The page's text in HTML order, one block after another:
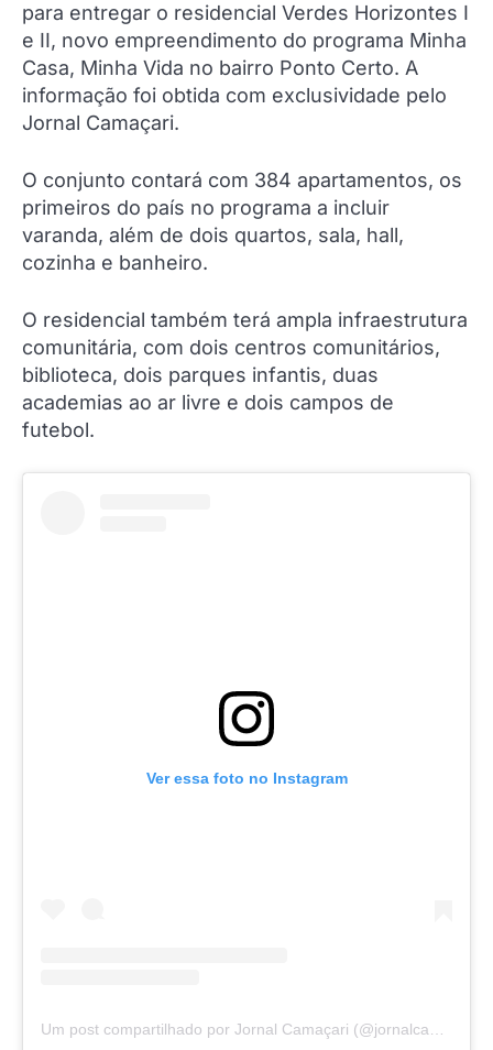
para entregar o residencial Verdes Horizontes I
e II, novo empreendimento do programa Minha
Casa, Minha Vida no bairro Ponto Certo. A
informação foi obtida com exclusividade pelo
Jornal Camaçari.
O conjunto contará com 384 apartamentos, os
primeiros do país no programa a incluir
varanda, além de dois quartos, sala, hall,
cozinha e banheiro.
O residencial também terá ampla infraestrutura
comunitária, com dois centros comunitários,
biblioteca, dois parques infantis, duas
academias ao ar livre e dois campos de
futebol.
Ver essa foto no Instagram
Um post compartilhado por Jornal Camaçari (@jornalcamacari)